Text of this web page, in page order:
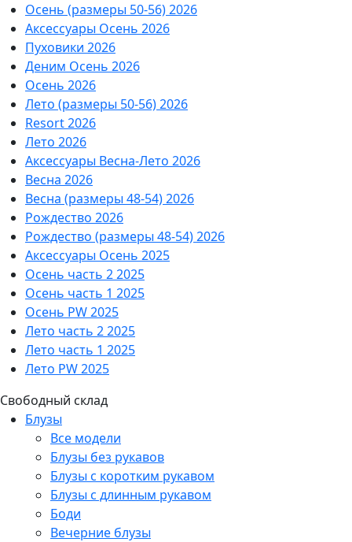
Осень (размеры 50-56) 2026
Аксессуары Осень 2026
Пуховики 2026
Деним Осень 2026
Осень 2026
Лето (размеры 50-56) 2026
Resort 2026
Лето 2026
Аксессуары Весна-Лето 2026
Весна 2026
Весна (размеры 48-54) 2026
Рождество 2026
Рождество (размеры 48-54) 2026
Аксессуары Осень 2025
Осень часть 2 2025
Осень часть 1 2025
Осень PW 2025
Лето часть 2 2025
Лето часть 1 2025
Лето PW 2025
Свободный склад
Блузы
Все модели
Блузы без рукавов
Блузы с коротким рукавом
Блузы с длинным рукавом
Боди
Вечерние блузы